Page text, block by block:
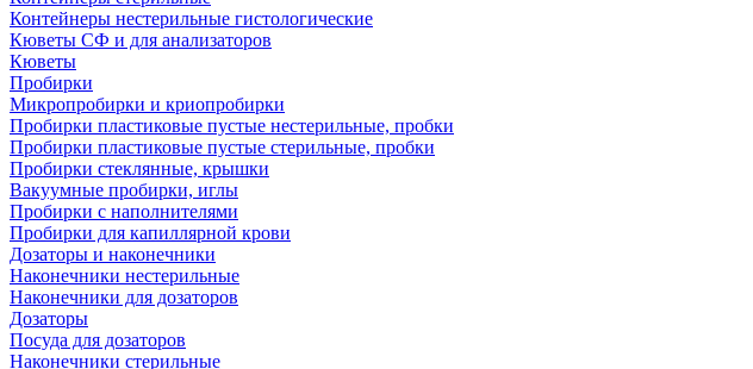
Контейнеры нестерильные гистологические
Кюветы СФ и для анализаторов
Кюветы
Пробирки
Микропробирки и криопробирки
Пробирки пластиковые пустые нестерильные, пробки
Пробирки пластиковые пустые стерильные, пробки
Пробирки стеклянные, крышки
Вакуумные пробирки, иглы
Пробирки с наполнителями
Пробирки для капиллярной крови
Дозаторы и наконечники
Наконечники нестерильные
Наконечники для дозаторов
Дозаторы
Посуда для дозаторов
Наконечники стерильные